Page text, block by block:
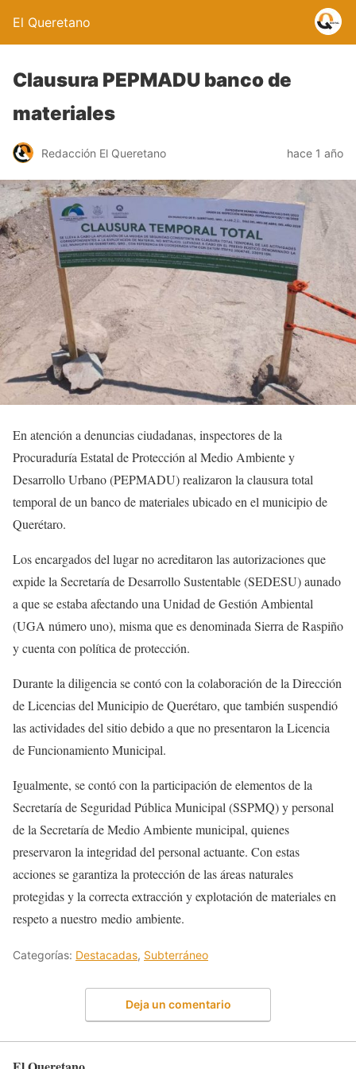
El Queretano
Clausura PEPMADU banco de
materiales
Redacción El Queretano hace 1 año
En atención a denuncias ciudadanas, inspectores de la
Procuraduría Estatal de Protección al Medio Ambiente y
Desarrollo Urbano (PEPMADU) realizaron la clausura total
temporal de un banco de materiales ubicado en el municipio de
Querétaro.
Los encargados del lugar no acreditaron las autorizaciones que
expide la Secretaría de Desarrollo Sustentable (SEDESU) aunado
a que se estaba afectando una Unidad de Gestión Ambiental
(UGA número uno), misma que es denominada Sierra de Raspiño
y cuenta con política de protección.
Durante la diligencia se contó con la colaboración de la Dirección
de Licencias del Municipio de Querétaro, que también suspendió
las actividades del sitio debido a que no presentaron la Licencia
de Funcionamiento Municipal.
Igualmente, se contó con la participación de elementos de la
Secretaría de Seguridad Pública Municipal (SSPMQ) y personal
de la Secretaría de Medio Ambiente municipal, quienes
preservaron la integridad del personal actuante. Con estas
acciones se garantiza la protección de las áreas naturales
protegidas y la correcta extracción y explotación de materiales en
respeto a nuestro medio ambiente.
Categorías: Destacadas, Subterráneo
Deja un comentario